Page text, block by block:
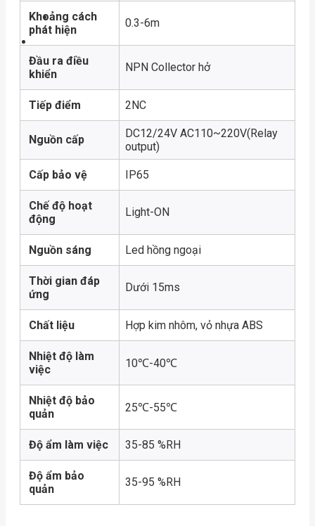
Khoảng cách
phát hiện
0.3-6m
Đầu ra điều
khiển
NPN Collector hở
Tiếp điểm 2NC
Nguồn cấp
DC12/24V AC110~220V(Relay
output)
Cấp bảo vệ IP65
Chế độ hoạt
động
Light-ON
Nguồn sáng Led hồng ngoại
Thời gian đáp
ứng
Dưới 15ms
Chất liệu Hợp kim nhôm, vỏ nhựa ABS
Nhiệt độ làm
việc
10℃-40℃
Nhiệt độ bảo
quản
25℃-55℃
Độ ẩm làm việc 35-85 %RH
Độ ẩm bảo
quản
35-95 %RH